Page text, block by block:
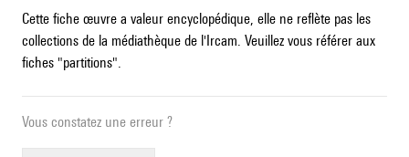
Cette fiche œuvre a valeur encyclopédique, elle ne reflète pas les
collections de la médiathèque de l'Ircam. Veuillez vous référer aux
fiches "partitions".
Vous constatez une erreur ?